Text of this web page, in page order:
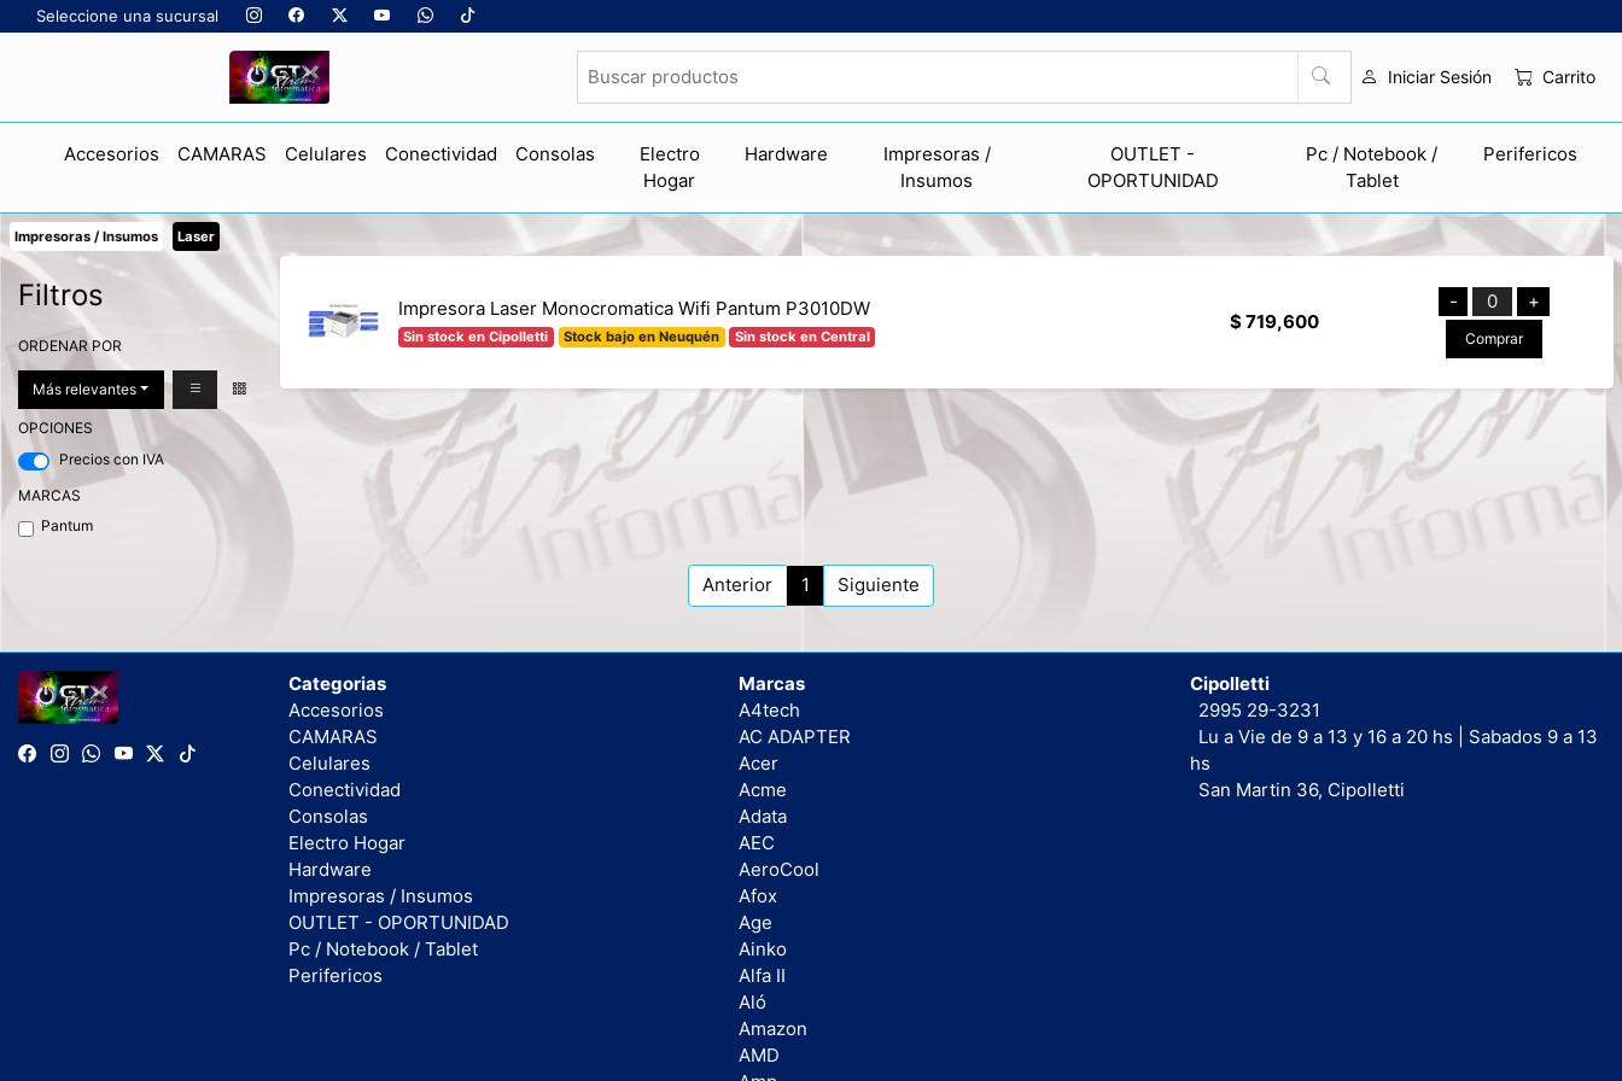
Seleccione una sucursal
Iniciar Sesión Carrito
Accesorios CAMARAS Celulares Conectividad Consolas
Electro
Hogar
Hardware
Impresoras /
Insumos
OUTLET -
OPORTUNIDAD
Pc / Notebook /
Tablet
Perifericos
Impresoras / Insumos Laser
Filtros
ORDENAR POR
Más relevantes
OPCIONES
Precios con IVA
MARCAS
Pantum
Impresora Laser Monocromatica Wifi Pantum P3010DW
Sin stock en Cipolletti Stock bajo en Neuquén Sin stock en Central
$ 719,600
- 0 +
Comprar
Anterior 1 Siguiente
Categorias
Accesorios
CAMARAS
Celulares
Conectividad
Consolas
Electro Hogar
Hardware
Impresoras / Insumos
OUTLET - OPORTUNIDAD
Pc / Notebook / Tablet
Perifericos
Marcas
A4tech
AC ADAPTER
Acer
Acme
Adata
AEC
AeroCool
Afox
Age
Ainko
Alfa II
Aló
Amazon
AMD
Cipolletti
2995 29-3231
Lu a Vie de 9 a 13 y 16 a 20 hs | Sabados 9 a 13
hs
San Martin 36, Cipolletti